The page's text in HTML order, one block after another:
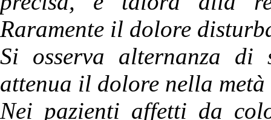
Raramente il dolore
Si osserva alternanza di
attenua il dolore nella metà
Nei pazienti affetti da